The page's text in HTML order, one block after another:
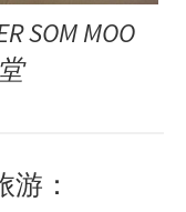
SOM MOO
：